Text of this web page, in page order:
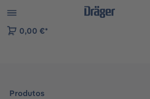
to B2B platform navigation
0,00 €*
Produtos